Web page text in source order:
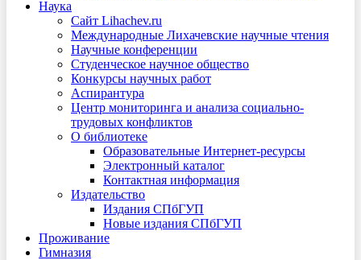
Наука
Сайт Lihachev.ru
Международные Лихачевские научные чтения
Научные конференции
Студенческое научное общество
Конкурсы научных работ
Аспирантура
Центр мониторинга и анализа социально-
трудовых конфликтов
О библиотеке
Образовательные Интернет-ресурсы
Электронный каталог
Контактная информация
Издательство
Издания СПбГУП
Новые издания СПбГУП
Проживание
Гимназия